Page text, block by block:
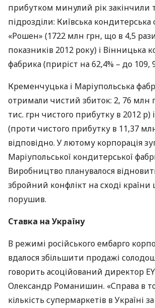
прибутком минулий рік закінчили
підрозділи: Київська кондитерська
«Рошен» (1722 млн грн, що в 4,5
показників 2012 року) і Вінницька
фабрика (приріст на 62,4% – до 109,
Кременчуцька і Маріупольська
отримали чистий збиток: 2, 76 млн
тис. грн чистого прибутку в 2012 р)
(проти чистого прибутку в 11,37
відповідно. У лютому корпорація
Маріупольської кондитерської
Виробництво планувалося
збройний конфлікт на сході країни
порушив.
Ставка на Україну
В режимі російського ембарго
вдалося збільшити продажі
говорить асоційований директор EY
Олександр Романишин. «Справа в
кількість супермаркетів в Україні